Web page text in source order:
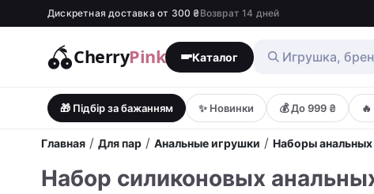
Дискретная доставка от 300 ₴Возврат 14 дней
CherryPink Каталог
🎁 Підбір за бажанням ✨ Новинки 💰 До 999 ₴
Главная / Для пар / Анальные игрушки / Наборы
Набор силиконовых